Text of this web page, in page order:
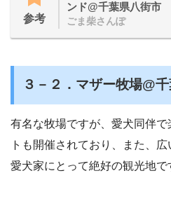
参考
ンド@千葉県八街市
ごま柴さんぽ
３－２．マザー牧場@
有名な牧場ですが、愛犬同伴
トも開催されており、また、
愛犬家にとって絶好の観光地で